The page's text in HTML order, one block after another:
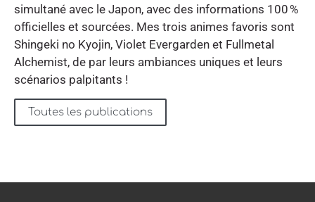
simultané avec le Japon, avec des informations 100 %
officielles et sourcées. Mes trois animes favoris sont
Shingeki no Kyojin, Violet Evergarden et Fullmetal
Alchemist, de par leurs ambiances uniques et leurs
scénarios palpitants !
Toutes les publications